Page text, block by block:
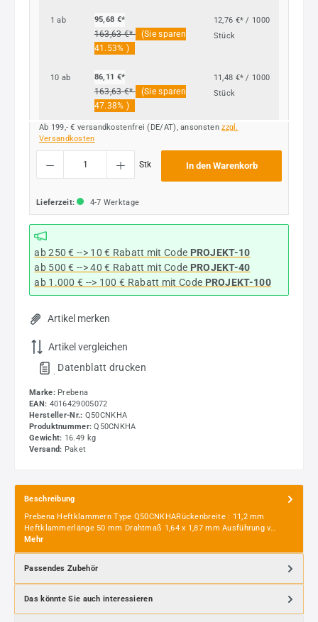
1 ab 95,68 €*
163,63 €* (Sie sparen
41.53% )
12,76 €* / 1000
Stück
10 ab 86,11 €*
163,63 €* (Sie sparen
47.38% )
11,48 €* / 1000
Stück
Ab 199,- € versandkostenfrei (DE/AT), ansonstenzzgl.
Versandkosten
Produkt Anzahl: Gib den gewünschten Wert ein oder benutze die Schaltflächen um
Stk In den Warenkorb
Lieferzeit: 4-7 Werktage
ab 250 € --> 10 € Rabatt mit Code PROJEKT-10
ab 500 € --> 40 € Rabatt mit Code PROJEKT-40
ab 1.000 € --> 100 € Rabatt mit Code PROJEKT-100
Artikel merken
Artikel vergleichen
. Datenblatt drucken
Marke: Prebena
EAN: 4016429005072
Hersteller-Nr.: Q50CNKHA
Produktnummer: Q50CNKHA
Gewicht: 16.49 kg
Versand: Paket
Beschreibung
Prebena Heftklammern Type Q50CNKHARückenbreite : 11,2 mm
Heftklammerlänge 50 mm Drahtmaß 1,64 x 1,87 mm Ausführung v…
Mehr
Passendes Zubehör
Das könnte Sie auch interessieren